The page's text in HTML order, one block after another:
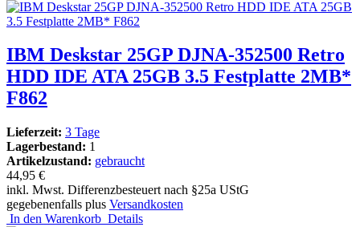
IBM Deskstar 25GP DJNA-352500 Retro
HDD IDE ATA 25GB 3.5 Festplatte 2MB*
F862
Lieferzeit: 3 Tage
Lagerbestand: 1
Artikelzustand: gebraucht
44,95 €
inkl. Mwst. Differenzbesteuert nach §25a UStG
gegebenenfalls plus Versandkosten
In den Warenkorb Details